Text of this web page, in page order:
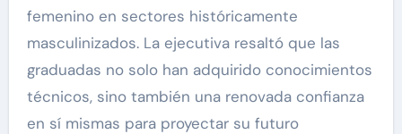
femenino en sectores históricamente
masculinizados. La ejecutiva resaltó que las
graduadas no solo han adquirido conocimientos
técnicos, sino también una renovada confianza
en sí mismas para proyectar su futuro